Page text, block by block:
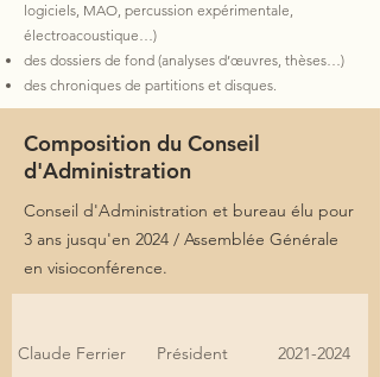
logiciels, MAO, percussion expérimentale,
électroacoustique…)
des dossiers de fond (analyses d’œuvres, thèses…)
des chroniques de partitions et disques.
Composition du Conseil
d'Administration
Conseil d'Administration et bureau élu pour
3 ans jusqu'en 2024 / Assemblée Générale
en visioconférence.
Claude Ferrier Président 2021-2024